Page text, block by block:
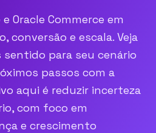
Oracle Commerce em
conversão e escala. Veja
para seu cenário
passos com a
aqui é reduzir incerteza
com foco em
e crescimento